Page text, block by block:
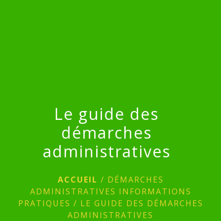
Le guide des
démarches
administratives
ACCUEIL / DÉMARCHES
ADMINISTRATIVES INFORMATIONS
PRATIQUES / LE GUIDE DES DÉMARCHES
ADMINISTRATIVES